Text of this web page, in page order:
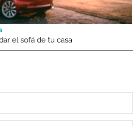
el sofá de tu casa